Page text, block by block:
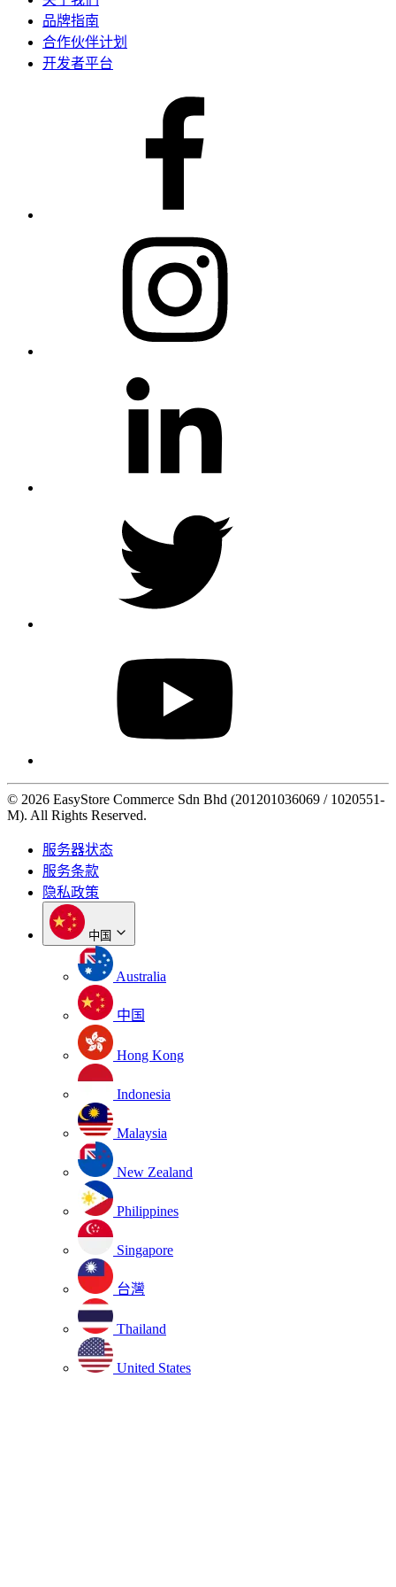
品牌指南
合作伙伴计划
开发者平台
© 2026 EasyStore Commerce Sdn Bhd (201201036069 / 1020551-
M). All Rights Reserved.
服务器状态
服务条款
隐私政策
中国
Australia
中国
Hong Kong
Indonesia
Malaysia
New Zealand
Philippines
Singapore
台灣
Thailand
United States